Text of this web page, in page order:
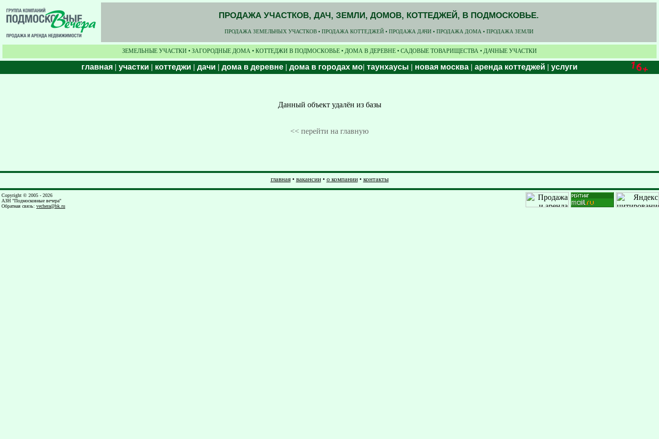
ПРОДАЖА УЧАСТКОВ, ДАЧ, ЗЕМЛИ, ДОМОВ, КОТТЕДЖЕЙ, В ПОДМОСКОВЬЕ.
ПРОДАЖА ЗЕМЕЛЬНЫХ УЧАСТКОВ • ПРОДАЖА КОТТЕДЖЕЙ • ПРОДАЖА ДАЧИ • ПРОДАЖА ДОМА • ПРОДАЖА ЗЕМЛИ
ЗЕМЕЛЬНЫЕ УЧАСТКИ • ЗАГОРОДНЫЕ ДОМА • КОТТЕДЖИ В ПОДМОСКОВЬЕ • ДОМА В ДЕРЕВНЕ • САДОВЫЕ ТОВАРИЩЕСТВА • ДАЧНЫЕ УЧАСТКИ
главная | участки | коттеджи | дачи | дома в деревне | дома в городах мо| таунхаусы | новая москва | аренда коттеджей | услуги
Данный объект удалён из базы
<< перейти на главную
главная• вакансии• о компании• контакты
Copyright © 2005 - 2026
АЗН "Подмосковные вечера"
Обратная связь: vechera@bk.ru